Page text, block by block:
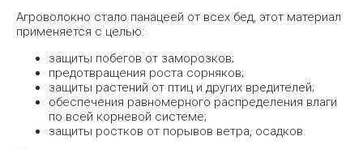
Агроволокно стало панацеей от всех бед, этот материал
применяется с целью:
защиты побегов от заморозков;
предотвращения роста сорняков;
защиты растений от птиц и других вредителей;
обеспечения равномерного распределения влаги
по всей корневой системе;
защиты ростков от порывов ветра, осадков.